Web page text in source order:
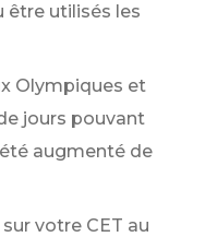
utilisés les
Olympiques et
jours pouvant
augmenté de
votre CET au